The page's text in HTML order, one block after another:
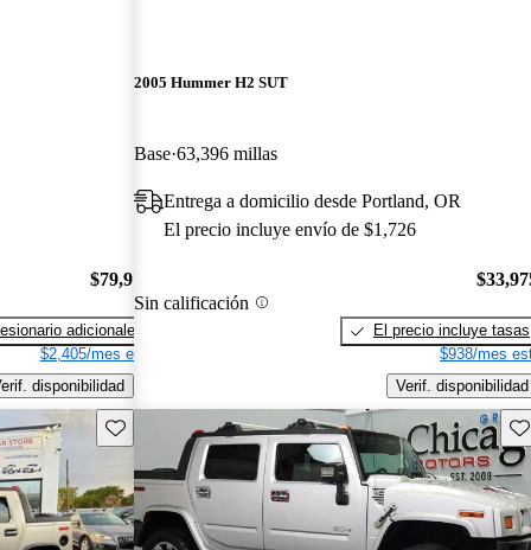
$79,975
adicionales
$2,405/mes est.
disponibilidad
2005 Hummer H2 SUT
Base 63,396 millas
Entrega a domicilio desde Portland, OR
El precio incluye envío de $1,726
Sin calificación
El precio incluye tasas
$938/mes
Verif. disponibilidad
Guarda este Aviso